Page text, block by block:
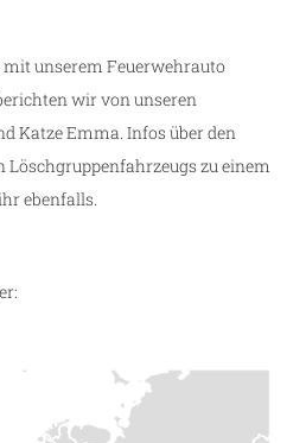
unserem Feuerwehrauto
wir von unseren
Katze Emma. Infos über den
Löschgruppenfahrzeugs zu einem
ebenfalls.